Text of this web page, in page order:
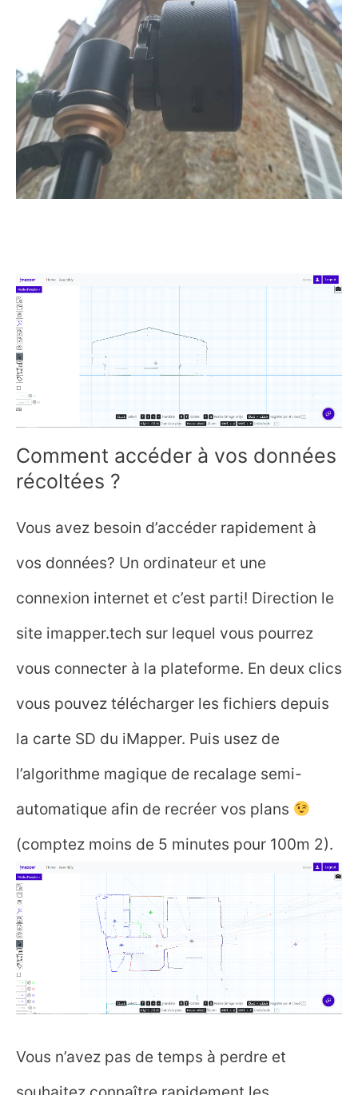
Comment accéder à vos données
récoltées ?
Vous avez besoin d’accéder rapidement à
vos données? Un ordinateur et une
connexion internet et c’est parti! Direction le
site imapper.tech sur lequel vous pourrez
vous connecter à la plateforme. En deux clics
vous pouvez télécharger les fichiers depuis
la carte SD du iMapper. Puis usez de
l’algorithme magique de recalage semi-
automatique afin de recréer vos plans
(comptez moins de 5 minutes pour 100m 2).
Vous n’avez pas de temps à perdre et